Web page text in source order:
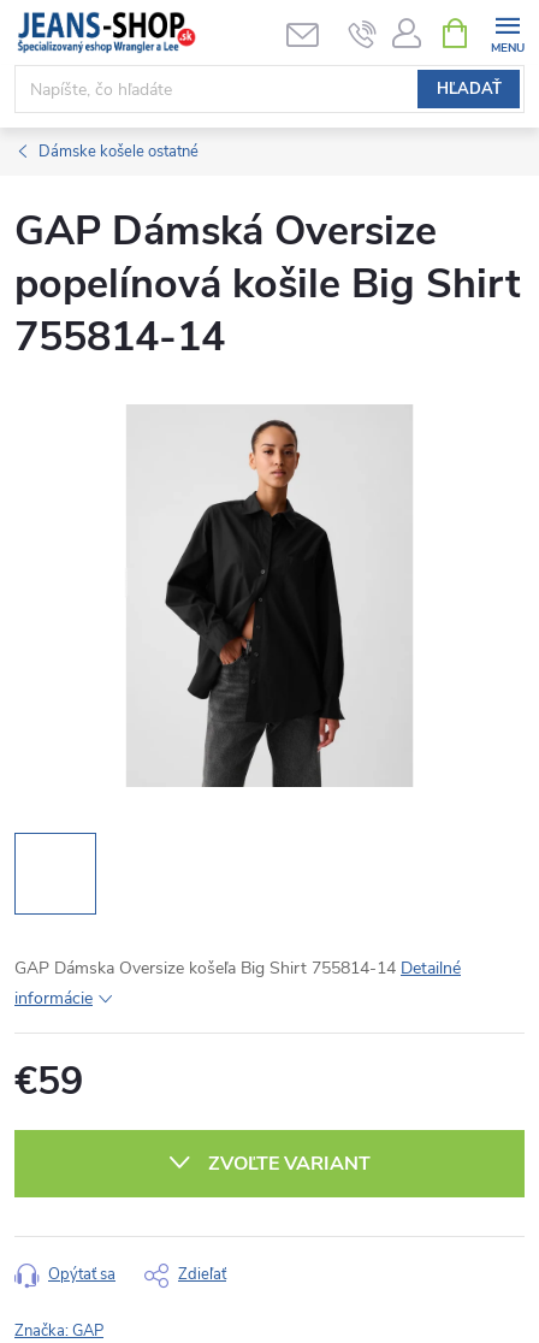
Prejsť
obsah
HĽADAŤ
KOŠÍK
Dámske košele ostatné
GAP Dámská Oversize
popelínová košile Big Shirt
755814-14
GAP Dámska Oversize košeľa Big Shirt 755814-14 Detailné
informácie
€59
ZVOĽTE VARIANT
Opýtať sa Zdieľať
Značka:GAP